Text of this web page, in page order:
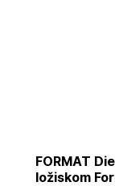
FORMAT
ložiskom